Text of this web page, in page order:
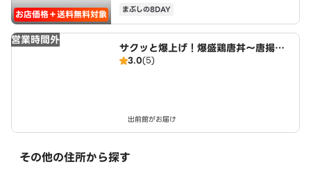
お店価格＋送料無料対象 まぶしの8DAY
営業時間外
サクッと爆上げ！爆盛鶏唐丼～唐揚げ
商店鳥一ミート 岡崎駅前店
3.0(5)
出前館がお届け
その他の住所から探す